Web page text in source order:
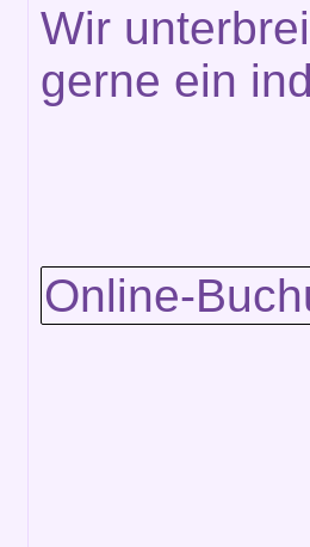
Wir
gerne ein
Online-